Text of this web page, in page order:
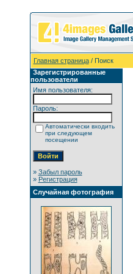
Главная страница/ Поиск
Зарегистрированные
пользователи
Имя пользователя:
Пароль:
Автоматически входить
при следующем
посещении
» Забыл пароль
» Регистрация
Случайная фотография